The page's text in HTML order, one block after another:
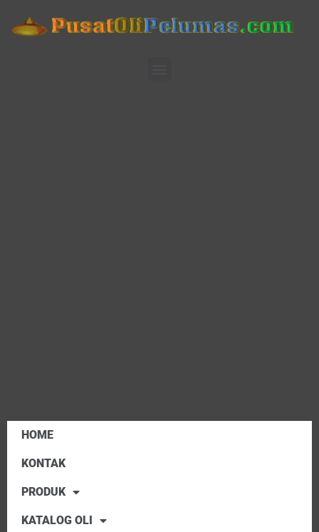
HOME
KONTAK
PRODUK
KATALOG OLI